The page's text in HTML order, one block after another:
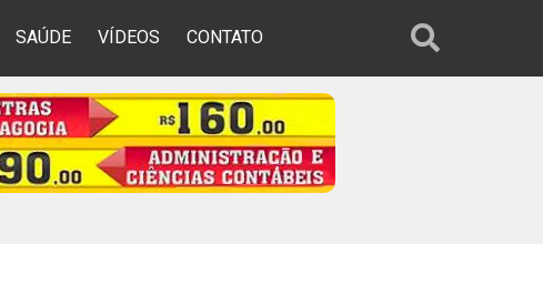
SAÚDE VÍDEOS CONTATO